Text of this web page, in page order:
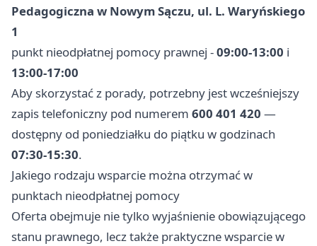
Pedagogiczna w Nowym Sączu, ul. L. Waryńskiego
1
punkt nieodpłatnej pomocy prawnej -09:00-13:00 i
13:00-17:00
Aby skorzystać z porady, potrzebny jest wcześniejszy
zapis telefoniczny pod numerem 600 401 420 —
dostępny od poniedziałku do piątku w godzinach
07:30-15:30.
Jakiego rodzaju wsparcie można otrzymać w
punktach nieodpłatnej pomocy
Oferta obejmuje nie tylko wyjaśnienie obowiązującego
stanu prawnego, lecz także praktyczne wsparcie w